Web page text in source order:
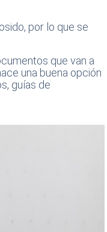
por lo que se
que van a
una buena opción
guías de